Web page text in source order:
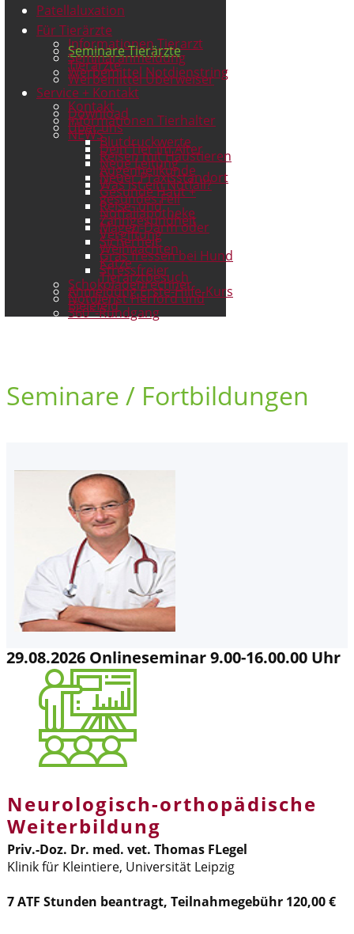
Patellaluxation
Für Tierärzte
Informationen Tierarzt
Seminare Tierärzte
Seminaranmeldung
Tierärzte
Werbemittel Notdienstring
Werbemittel Überweiser
Service + Kontakt
Kontakt
Download
Informationen Tierhalter
Über uns
NEWSBlutdruckwerte
Dein Tier im Alter
Reisen mit Haustieren
Neue Leitung
Augenheilkunde
Neuer Praxisstandort
Was ist ein Notfall?
Gesunde Haut +
gesundes Fell
Reise- und
Notfallapotheke
Zahngesundheit
Magen-Darm oder
Vergiftung
Sicherheit
Weihnachten
Gras fressen bei Hund
Katze
Stressfreier
Tierarztbesuch
Schokoladenrechner
Anmeldung Erste-Hilfe-Kurs
Notdienst Herford und
Bielefeld
360°-Rundgang
Seminare / Fortbildungen
29.08.2026 Onlineseminar 9.00-16.00.00 Uhr
Neurologisch-orthopädische
Weiterbildung
Priv.-Doz. Dr. med. vet. Thomas FLegel
Klinik für Kleintiere, Universität Leipzig
7 ATF Stunden beantragt, Teilnahmegebühr 120,00 €